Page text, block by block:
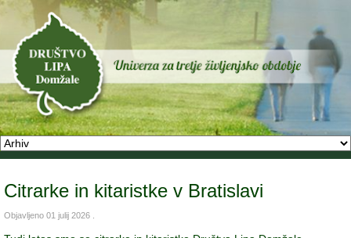
Citrarke in kitaristke v Bratislavi
Objavljeno 01 julij 2026